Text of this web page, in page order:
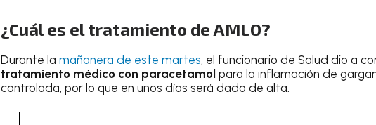
¿Cuál es el tratamiento de AMLO?
Durante la mañanera de este martes, el funcionario de Salud dio a
tratamiento médico con paracetamol para la inflamación de
controlada, por lo que en unos días será dado de alta.